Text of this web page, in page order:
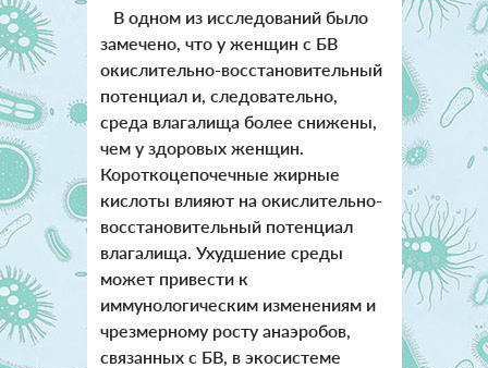
В одном из исследований было
замечено, что у женщин с БВ
окислительно-восстановительный
потенциал и, следовательно,
среда влагалища более снижены,
чем у здоровых женщин.
Короткоцепочечные жирные
кислоты влияют на окислительно-
восстановительный потенциал
влагалища. Ухудшение среды
может привести к
иммунологическим изменениям и
чрезмерному росту анаэробов,
связанных с БВ, в экосистеме